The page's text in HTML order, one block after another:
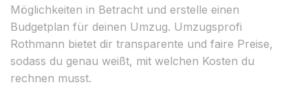
Möglichkeiten in Betracht und erstelle einen
Budgetplan für deinen Umzug. Umzugsprofi
Rothmann bietet dir transparente und faire Preise,
sodass du genau weißt, mit welchen Kosten du
rechnen musst.